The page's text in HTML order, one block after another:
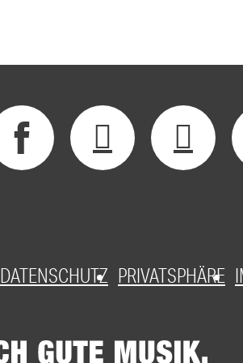
DATENSCHUTZ PRIVATSPHÄRE